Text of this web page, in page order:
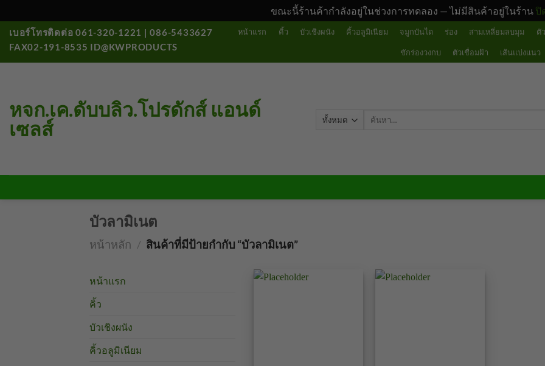
ขณะนี้ร้านค้ากำลังอยู่ในช่วงการทดลอง — ไม่มีสินค้าอยู่ในร้าน ปิ
ข้าม
ไป
เบอร์โทรติดต่อ 061-320-1221 | 086-5433627
FAX02-191-8535 ID@KWPRODUCTS
หน้าแรก คิ้ว บัวเชิงผนัง คิ้วอลูมิเนียม จมูกบันได ร่อง สามเหลี่ยมลบมุม ตั
ชักร่องวงกบ ตัวเชื่อมฝ้า เส้นแบ่งแนว
หจก.เค.ดับบลิว.โปรดักส์ แอนด์
เซลส์
ค้นหา:
บัวลามิเนต
หน้าหลัก / สินค้าที่มีป้ายกำกับ “บัวลามิเนต”
หน้าแรก
คิ้ว
บัวเชิงผนัง
คิ้วอลูมิเนียม